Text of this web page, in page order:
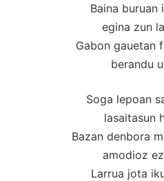
Baina buruan
egina zun
Gabon gauetan
berandu
Soga lepoan
lasaitasun
Bazan denbora
amodioz
Larrua jota